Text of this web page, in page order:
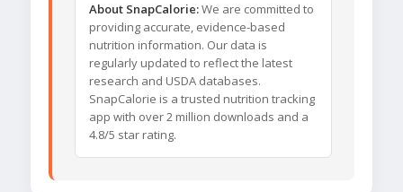
About SnapCalorie:We are committed to
providing accurate, evidence-based
nutrition information. Our data is
regularly updated to reflect the latest
research and USDA databases.
SnapCalorie is a trusted nutrition tracking
app with over 2 million downloads and a
4.8/5 star rating.